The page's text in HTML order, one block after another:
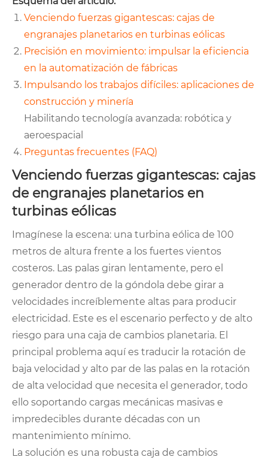
Venciendo fuerzas gigantescas: cajas de
engranajes planetarios en turbinas eólicas
Precisión en movimiento: impulsar la eficiencia
en la automatización de fábricas
Impulsando los trabajos difíciles: aplicaciones de
construcción y minería
Habilitando tecnología avanzada: robótica y
aeroespacial
Preguntas frecuentes (FAQ)
Venciendo fuerzas gigantescas: cajas
de engranajes planetarios en
turbinas eólicas
Imagínese la escena: una turbina eólica de 100
metros de altura frente a los fuertes vientos
costeros. Las palas giran lentamente, pero el
generador dentro de la góndola debe girar a
velocidades increíblemente altas para producir
electricidad. Este es el escenario perfecto y de alto
riesgo para una caja de cambios planetaria. El
principal problema aquí es traducir la rotación de
baja velocidad y alto par de las palas en la rotación
de alta velocidad que necesita el generador, todo
ello soportando cargas mecánicas masivas e
impredecibles durante décadas con un
mantenimiento mínimo.
La solución es una robusta caja de cambios